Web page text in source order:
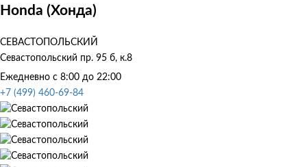
Honda (Хонда)
СЕВАСТОПОЛЬСКИЙ
Севастопольский пр. 95 б, к.8
Ежедневно с 8:00 до 22:00
+7 (499) 460-69-84